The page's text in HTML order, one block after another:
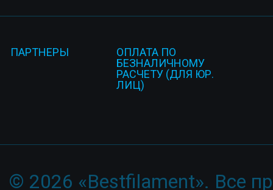
ПАРТНЕРЫ
ОПЛАТА ПО
БЕЗНАЛИЧНОМУ
РАСЧЕТУ (ДЛЯ ЮР.
ЛИЦ)
© 2026 «Bestfilament». Все